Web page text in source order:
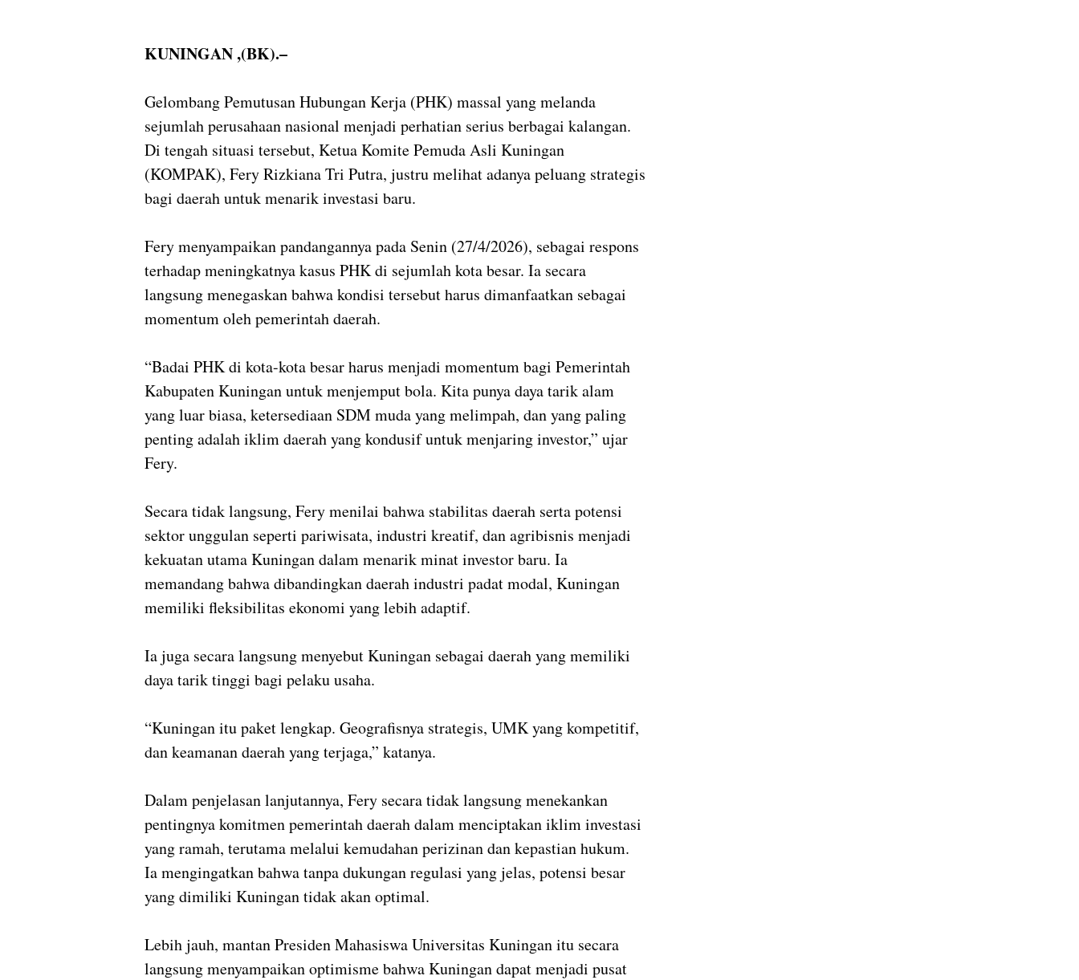
KUNINGAN ,(BK).–
Gelombang Pemutusan Hubungan Kerja (PHK) massal yang melanda
sejumlah perusahaan nasional menjadi perhatian serius berbagai kalangan.
Di tengah situasi tersebut, Ketua Komite Pemuda Asli Kuningan
(KOMPAK), Fery Rizkiana Tri Putra, justru melihat adanya peluang strategis
bagi daerah untuk menarik investasi baru.
Fery menyampaikan pandangannya pada Senin (27/4/2026), sebagai respons
terhadap meningkatnya kasus PHK di sejumlah kota besar. Ia secara
langsung menegaskan bahwa kondisi tersebut harus dimanfaatkan sebagai
momentum oleh pemerintah daerah.
“Badai PHK di kota-kota besar harus menjadi momentum bagi Pemerintah
Kabupaten Kuningan untuk menjemput bola. Kita punya daya tarik alam
yang luar biasa, ketersediaan SDM muda yang melimpah, dan yang paling
penting adalah iklim daerah yang kondusif untuk menjaring investor,” ujar
Fery.
Secara tidak langsung, Fery menilai bahwa stabilitas daerah serta potensi
sektor unggulan seperti pariwisata, industri kreatif, dan agribisnis menjadi
kekuatan utama Kuningan dalam menarik minat investor baru. Ia
memandang bahwa dibandingkan daerah industri padat modal, Kuningan
memiliki fleksibilitas ekonomi yang lebih adaptif.
Ia juga secara langsung menyebut Kuningan sebagai daerah yang memiliki
daya tarik tinggi bagi pelaku usaha.
“Kuningan itu paket lengkap. Geografisnya strategis, UMK yang kompetitif,
dan keamanan daerah yang terjaga,” katanya.
Dalam penjelasan lanjutannya, Fery secara tidak langsung menekankan
pentingnya komitmen pemerintah daerah dalam menciptakan iklim investasi
yang ramah, terutama melalui kemudahan perizinan dan kepastian hukum.
Ia mengingatkan bahwa tanpa dukungan regulasi yang jelas, potensi besar
yang dimiliki Kuningan tidak akan optimal.
Lebih jauh, mantan Presiden Mahasiswa Universitas Kuningan itu secara
langsung menyampaikan optimisme bahwa Kuningan dapat menjadi pusat